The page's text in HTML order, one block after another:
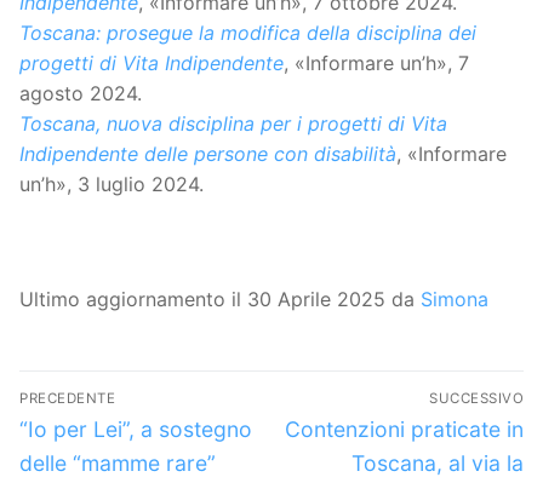
Toscana: prosegue la modifica della disciplina dei
progetti di Vita Indipendente, «Informare un’h», 7
agosto 2024.
Toscana, nuova disciplina per i progetti di Vita
Indipendente delle persone con disabilità, «Informare
un’h», 3 luglio 2024.
Ultimo aggiornamento il 30 Aprile 2025 da Simona
Navigazione
articoli
PRECEDENTE
Articolo
precedente:
“Io per Lei”, a sostegno
delle “mamme rare”
SUCCESSIVO
Articolo
successivo:
Contenzioni praticate in
Toscana, al via la